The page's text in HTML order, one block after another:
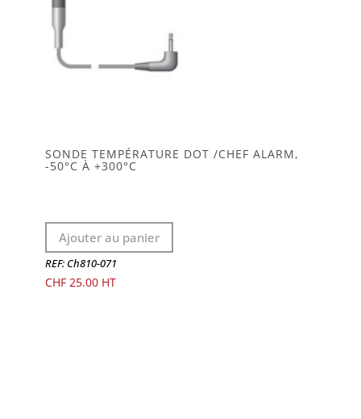
SONDE TEMPÉRATURE DOT /CHEF ALARM,
-50°C À +300°C
Ajouter au panier
REF: Ch810-071
CHF25.00